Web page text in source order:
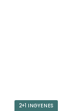
2+1 INGYENES